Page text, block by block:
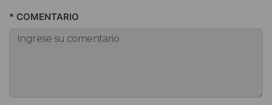
* COMENTARIO